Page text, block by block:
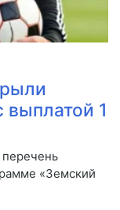
выплатой 1
«Земский